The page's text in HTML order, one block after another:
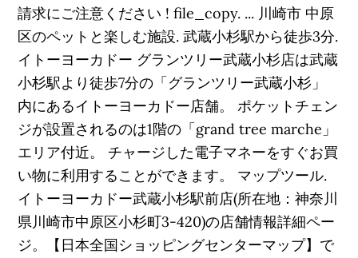
請求にご注意ください ! file_copy. ... 川崎市 中原
区のペットと楽しむ施設. 武蔵小杉駅から徒歩3分.
イトーヨーカドー グランツリー武蔵小杉店は武蔵
小杉駅より徒歩7分の「グランツリー武蔵小杉」
内にあるイトーヨーカドー店舗。 ポケットチェン
ジが設置されるのは1階の「grand tree marche」
エリア付近。 チャージした電子マネーをすぐお買
い物に利用することができます。 マップツール.
イトーヨーカドー武蔵小杉駅前店(所在地：神奈川
県川崎市中原区小杉町3-420)の店舗情報詳細ペー
ジ。【日本全国ショッピングセンターマップ】で